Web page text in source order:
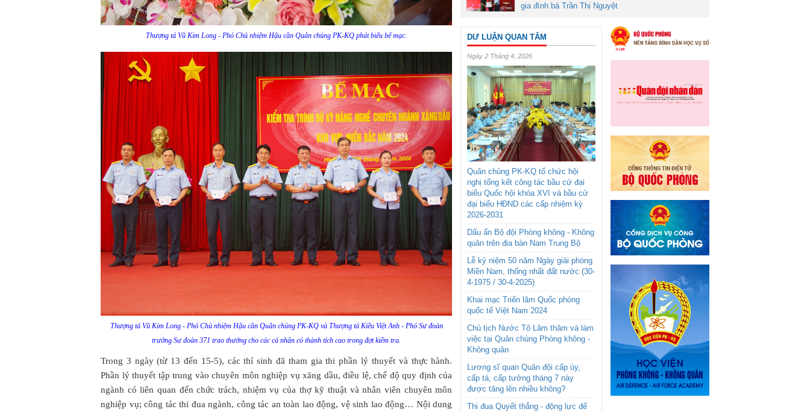
Thượng tá Vũ Kim Long - Phó Chủ nhiệm Hậu cần Quân chủng PK-KQ phát biểu bế mạc.
Thượng tá Vũ Kim Long - Phó Chủ nhiệm Hậu cần Quân chủng PK-KQ và Thượng tá Kiều Việt Anh - Phó Sư đoàn
trưởng Sư đoàn 371 trao thưởng cho các cá nhân có thành tích cao trong đợt kiểm tra.
Trong 3 ngày (từ 13 đến 15-5), các thí sinh đã tham gia thi phần lý thuyết và thực hành.
Phần lý thuyết tập trung vào chuyên môn nghiệp vụ xăng dầu, điều lệ, chế độ quy định của
ngành có liên quan đến chức trách, nhiệm vụ của thợ kỹ thuật và nhân viên chuyên môn
nghiệp vụ; công tác thi đua ngành, công tác an toàn lao động, vệ sinh lao động… Nội dung
gia đình bà Trần Thị Nguyệt
DƯ LUẬN QUAN TÂM
Ngày 2 Tháng 4, 2026
Quân chủng PK-KQ tổ chức hội
nghị tổng kết công tác bầu cử đại
biểu Quốc hội khóa XVI và bầu cử
đại biểu HĐND các cấp nhiệm kỳ
2026-2031
Dấu ấn Bộ đội Phòng không - Không
quân trên địa bàn Nam Trung Bộ
Lễ kỷ niệm 50 năm Ngày giải phóng
Miền Nam, thống nhất đất nước (30-
4-1975 / 30-4-2025)
Khai mạc Triển lãm Quốc phòng
quốc tế Việt Nam 2024
Chủ tịch Nước Tô Lâm thăm và làm
việc tại Quân chủng Phòng không -
Không quân
Lương sĩ quan Quân đội cấp úy,
cấp tá, cấp tướng tháng 7 này
được tăng lên nhiều không?
Thi đua Quyết thắng - động lực để